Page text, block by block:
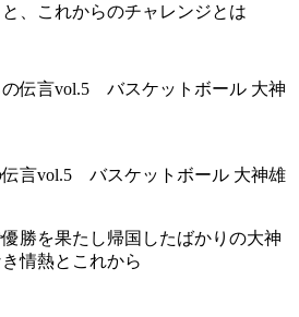
、これからのチャレンジとは
伝言vol.5 バスケットボール 大神雄
勝を果たし帰国したばかりの大神
情熱とこれから